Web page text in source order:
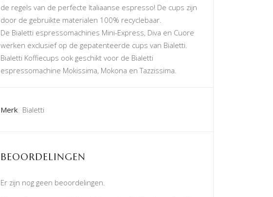
de regels van de perfecte Italiaanse espresso! De cups zijn
door de gebruikte materialen 100% recyclebaar.
De Bialetti espressomachines Mini-Express, Diva en Cuore
werken exclusief op de gepatenteerde cups van Bialetti.
Bialetti Koffiecups ook geschikt voor de Bialetti
espressomachine Mokissima, Mokona en Tazzissima.
Merk Bialetti
BEOORDELINGEN
Er zijn nog geen beoordelingen.